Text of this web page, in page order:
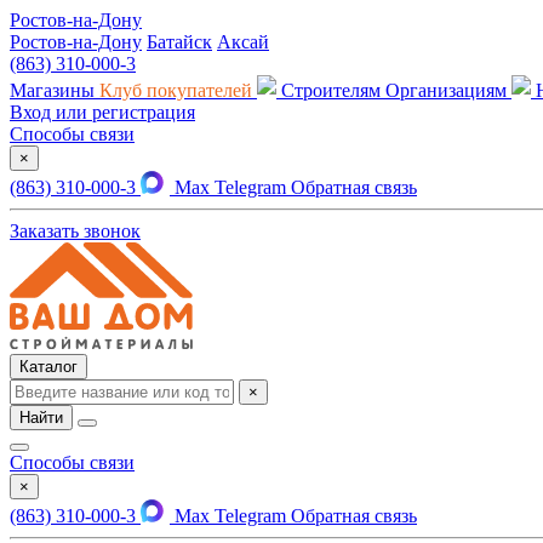
Ростов-на-Дону
Ростов-на-Дону Батайск Аксай
(863) 310-000-3
Магазины Клуб покупателей Строителям Организациям
Вход или регистрация
Способы связи
×
(863) 310-000-3 Max Telegram Обратная связь
Заказать звонок
Каталог
×
Найти
Способы связи
×
(863) 310-000-3 Max Telegram Обратная связь